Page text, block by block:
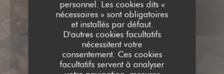
personnel. Les cookies dits «
nécessaires » sont obligatoires
et installés par défaut.
D'autres cookies facultatifs
nécessitent votre
consentement. Ces cookies
facultatifs servent à analyser